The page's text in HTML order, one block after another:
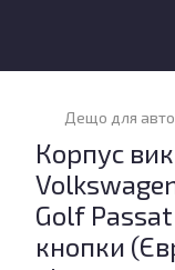
Дещо для авто
Корпус
Golf
кнопки